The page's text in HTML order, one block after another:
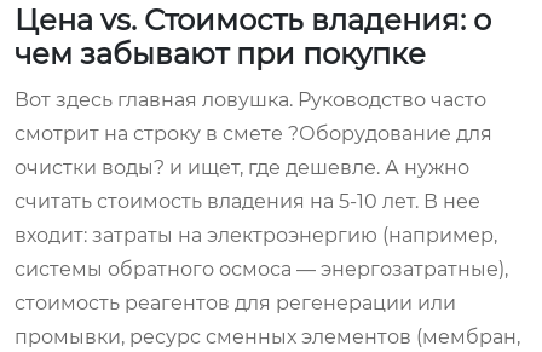
Цена vs. Стоимость владения: о
чем забывают при покупке
Вот здесь главная ловушка. Руководство часто
смотрит на строку в смете ?Оборудование для
очистки воды? и ищет, где дешевле. А нужно
считать стоимость владения на 5-10 лет. В нее
входит: затраты на электроэнергию (например,
системы обратного осмоса — энергозатратные),
стоимость реагентов для регенерации или
промывки, ресурс сменных элементов (мембран,